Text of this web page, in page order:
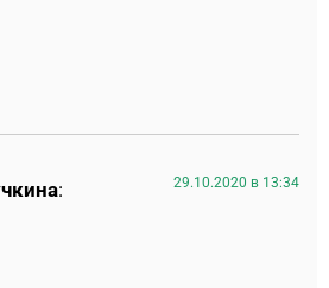
: 29.10.2020 в 13:34